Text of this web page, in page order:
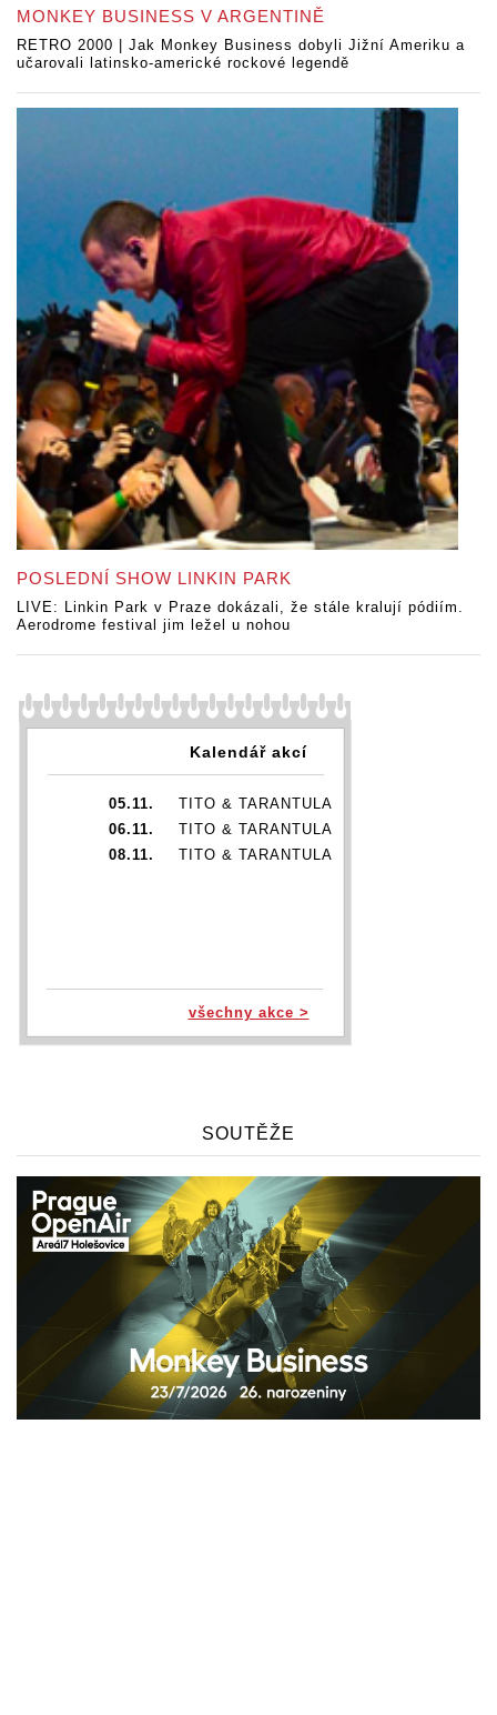
MONKEY BUSINESS V ARGENTINĚ
RETRO 2000 | Jak Monkey Business dobyli Jižní Ameriku a
učarovali latinsko-americké rockové legendě
POSLEDNÍ SHOW LINKIN PARK
LIVE: Linkin Park v Praze dokázali, že stále kralují pódiím.
Aerodrome festival jim ležel u nohou
Kalendář akcí
05.11.
TITO & TARANTULA
06.11.
TITO & TARANTULA
08.11.
TITO & TARANTULA
všechny akce >
SOUTĚŽE